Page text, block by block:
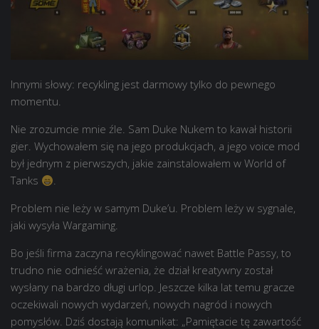
Innymi słowy: recykling jest darmowy tylko do pewnego
momentu.
Nie zrozumcie mnie źle. Sam Duke Nukem to kawał historii
gier. Wychowałem się na jego produkcjach, a jego voice mod
był jednym z pierwszych, jakie zainstalowałem w World of
Tanks
.
Problem nie leży w samym Duke’u. Problem leży w sygnale,
jaki wysyła Wargaming.
Bo jeśli firma zaczyna recyklingować nawet Battle Passy, to
trudno nie odnieść wrażenia, że dział kreatywny został
wysłany na bardzo długi urlop. Jeszcze kilka lat temu gracze
oczekiwali nowych wydarzeń, nowych nagród i nowych
pomysłów. Dziś dostają komunikat: „Pamiętacie tę zawartość